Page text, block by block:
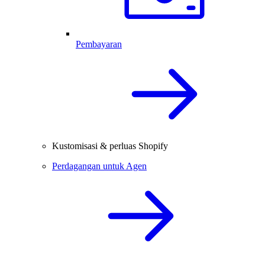
Pembayaran
Kustomisasi & perluas Shopify
Perdagangan untuk Agen